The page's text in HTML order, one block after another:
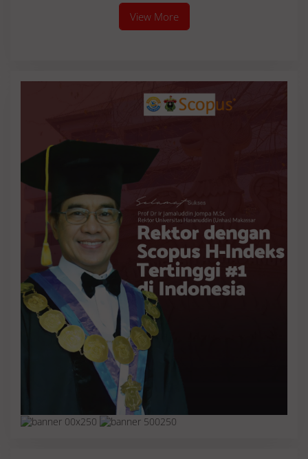
View More